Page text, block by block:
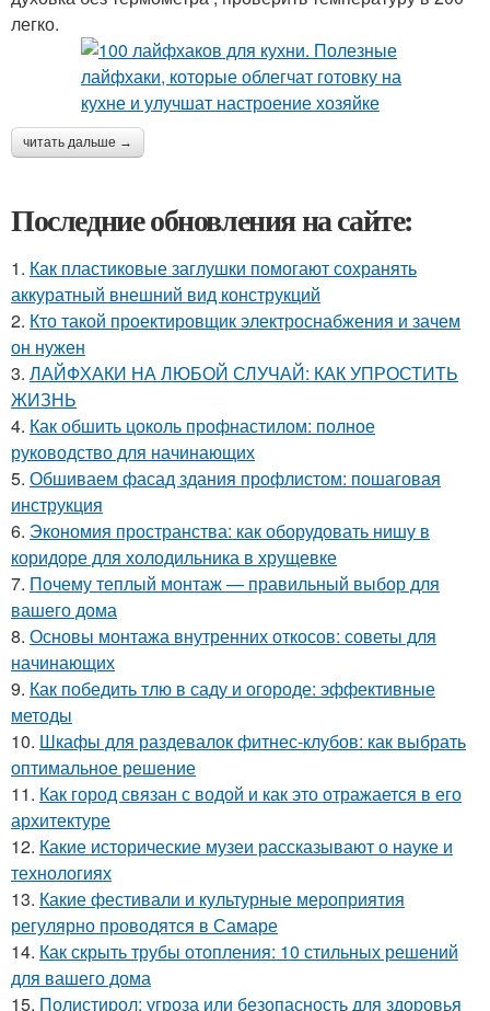
легко.
читать дальше →
Последние обновления на сайте:
1. Как пластиковые заглушки помогают сохранять
аккуратный внешний вид конструкций
2. Кто такой проектировщик электроснабжения и зачем
он нужен
3. ЛАЙФХАКИ НА ЛЮБОЙ СЛУЧАЙ: КАК УПРОСТИТЬ
ЖИЗНЬ
4. Как обшить цоколь профнастилом: полное
руководство для начинающих
5. Обшиваем фасад здания профлистом: пошаговая
инструкция
6. Экономия пространства: как оборудовать нишу в
коридоре для холодильника в хрущевке
7. Почему теплый монтаж — правильный выбор для
вашего дома
8. Основы монтажа внутренних откосов: советы для
начинающих
9. Как победить тлю в саду и огороде: эффективные
методы
10. Шкафы для раздевалок фитнес-клубов: как выбрать
оптимальное решение
11. Как город связан с водой и как это отражается в его
архитектуре
12. Какие исторические музеи рассказывают о науке и
технологиях
13. Какие фестивали и культурные мероприятия
регулярно проводятся в Самаре
14. Как скрыть трубы отопления: 10 стильных решений
для вашего дома
15. Полистирол: угроза или безопасность для здоровья